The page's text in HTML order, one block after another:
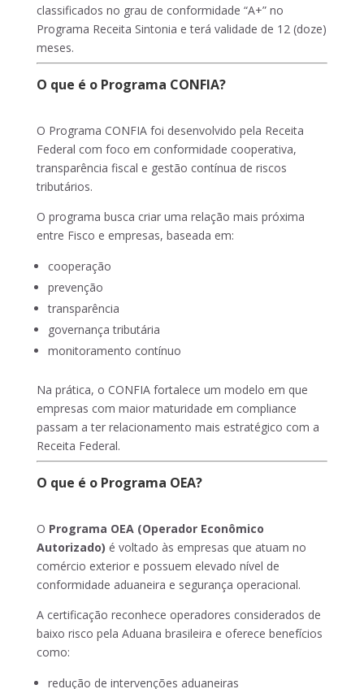
classificados no grau de conformidade “A+” no
Programa Receita Sintonia e terá validade de 12 (doze)
meses.
O que é o Programa CONFIA?
O Programa CONFIA foi desenvolvido pela Receita
Federal com foco em conformidade cooperativa,
transparência fiscal e gestão contínua de riscos
tributários.
O programa busca criar uma relação mais próxima
entre Fisco e empresas, baseada em:
cooperação
prevenção
transparência
governança tributária
monitoramento contínuo
Na prática, o CONFIA fortalece um modelo em que
empresas com maior maturidade em compliance
passam a ter relacionamento mais estratégico com a
Receita Federal.
O que é o Programa OEA?
O Programa OEA (Operador Econômico
Autorizado) é voltado às empresas que atuam no
comércio exterior e possuem elevado nível de
conformidade aduaneira e segurança operacional.
A certificação reconhece operadores considerados de
baixo risco pela Aduana brasileira e oferece benefícios
como:
redução de intervenções aduaneiras